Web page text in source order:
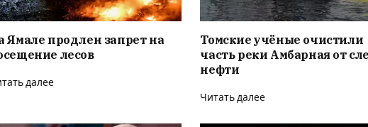
Ямале продлен запрет на
лесов
далее
Томские учёные очистили
часть реки Амбарная от
нефти
Читать далее